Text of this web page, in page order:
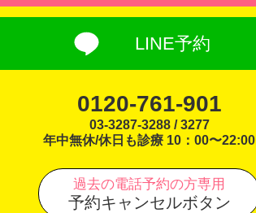
LINE予約
0120-761-901
03-3287-3288 / 3277
年中無休/休日も診療 10：00〜22:00
過去の電話予約の方専用
予約キャンセルボタン